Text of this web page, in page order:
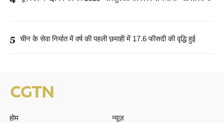
5 चीन के सेवा निर्यात में वर्ष की पहली छमाही में 17.6 फीसदी की वृद्धि हुई
होम
न्यूज़